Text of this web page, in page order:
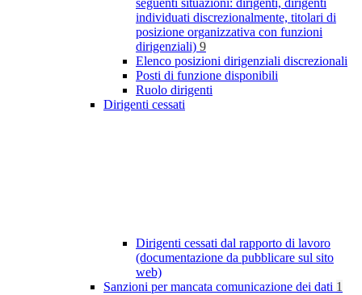
seguenti situazioni: dirigenti, dirigenti
individuati discrezionalmente, titolari di
posizione organizzativa con funzioni
dirigenziali) 9
Elenco posizioni dirigenziali discrezionali
Posti di funzione disponibili
Ruolo dirigenti
Dirigenti cessati
Dirigenti cessati dal rapporto di lavoro
(documentazione da pubblicare sul sito
web)
Sanzioni per mancata comunicazione dei dati 1